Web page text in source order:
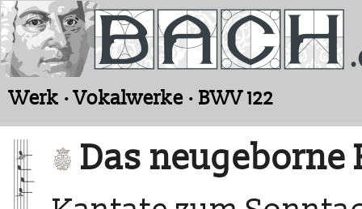
Werk · Vokalwerke · BWV 122
Das neugeborne